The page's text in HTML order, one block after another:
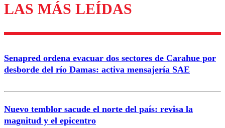
Enviar comentario
LAS MÁS LEÍDAS
Senapred ordena evacuar dos sectores de Carahue por
desborde del río Damas: activa mensajería SAE
Nuevo temblor sacude el norte del país: revisa la
magnitud y el epicentro